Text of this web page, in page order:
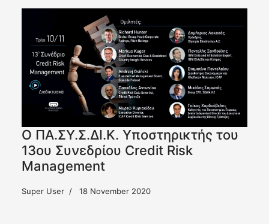
O ΠΑ.ΣΥ.Σ.ΔΙ.Κ. Yποστηρικτής του
13ου Συνεδρίου Credit Risk
Management
Super User 18 November 2020